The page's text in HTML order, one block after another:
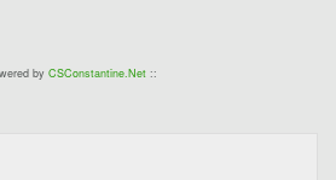
by CSConstantine.Net::